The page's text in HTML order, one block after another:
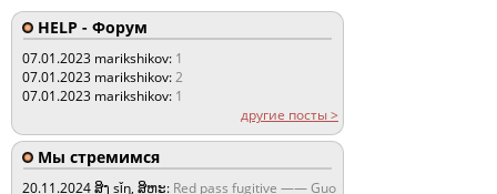
HELP - Форум
07.01.2023 marikshikov: 1
07.01.2023 marikshikov:2
07.01.2023 marikshikov: 1
другие посты >
Мы стремимся
20.11.2024ສິງ sǐŋ, ສິຫະ: Red pass fugitive —— Guo